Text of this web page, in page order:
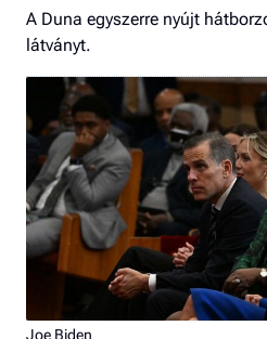
A Duna egyszerre nyújt
látványt.
Joe Biden